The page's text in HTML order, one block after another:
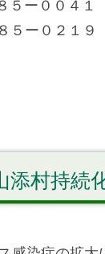
５ー００４１
５ー０２１９
添村持続